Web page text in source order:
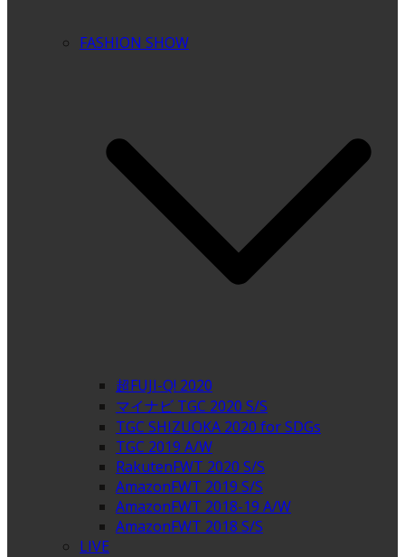
FASHION SHOW
超FUJI-Q! 2020
マイナビ TGC 2020 S/S
TGC SHIZUOKA 2020 for SDGs
TGC 2019 A/W
RakutenFWT 2020 S/S
AmazonFWT 2019 S/S
AmazonFWT 2018-19 A/W
AmazonFWT 2018 S/S
LIVE